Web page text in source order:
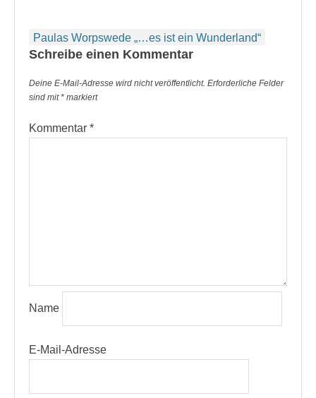
Beitragsnavigation
Paulas Worpswede „…es ist ein Wunderland“
Schreibe einen Kommentar
Deine E-Mail-Adresse wird nicht veröffentlicht. Erforderliche Felder
sind mit* markiert
Kommentar *
Name
E-Mail-Adresse